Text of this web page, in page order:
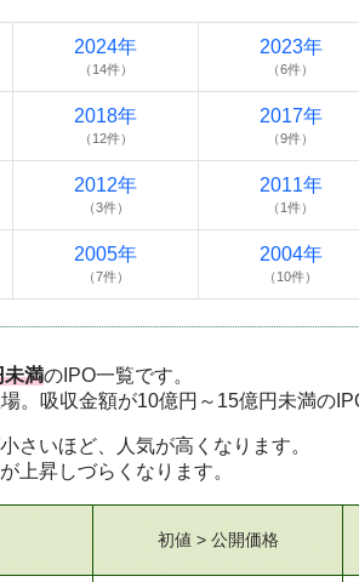
2024年
（14件）
2023年
（6件）
2018年
（12件）
2017年
（9件）
2012年
（3件）
2011年
（1件）
2005年
（7件）
2004年
（10件）
未満のIPO一覧です。
。吸収金額が10億円～15億円未満の
さいほど、人気が高くなります。
上昇しづらくなります。
初値 > 公開価格